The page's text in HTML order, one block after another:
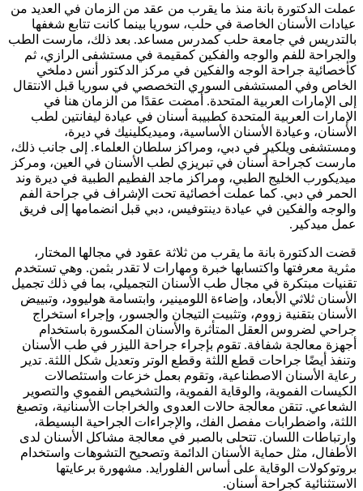
عملت الدكتورة بانة منذ ما يقرب من عقد من الزمان في العديد من
عيادات الأسنان الخاصة في حلب، سوريا بينما كانت تتابع شغفها
بالتدريس في جامعة حلب كمدرس مساعد. بعد ذلك، مارست الطب
والجراحة للفم والوجه والفكين كمقيمة في مستشفى الرازي، ثم
كأخصائية جراحة الوجه والفكين في مركز الدكتور أنس دملخي
الخاص وفي المستشفى السوري التخصصي في سوريا قبل الانتقال
إلى الإمارات العربية المتحدة. أمضت عقدًا من الزمان هنا في
الإمارات العربية المتحدة كطبيبة أسنان في عيادة ليفانتين لطب
الأسنان، وعيادة الأسنان الأساسية، وميديكلينيك في ديرة،
ومستشفى ويلكير في دبي، ومراكز سلطان العلماء. إلى جانب ذلك،
مارست كجراحة أسنان في تبريزي لطب الأسنان في العين، ومركز
ميديكورب الخليج الطبي، ومراكز ماجد الفطيم الطبية في ديرة وند
الحمر في دبي. كما عملت أخصائية تحت الإشراف في جراحة الفم
والوجه والفكين في عيادة دينتوفيس، دبي قبل انضمامها إلى فريق
عمل ميدكير.
قضت الدكتورة بانة ما يقرب من ثلاثة عقود في مجالها المختار،
مثرية معرفتها واكتسابها خبرة ومهارات لا تقدر بثمن. وهي تستخدم
تقنيات مبتكرة في مجال طب الأسنان التجميلي، بما في ذلك تجميل
الأسنان ثلاثي الأبعاد، وإضاءة اللومينير، وابتسامة هوليوود، وتبييض
الأسنان بتقنية زووم، وتثبيت التيجان والجسور، وإجراء استخراج
جراحي لضروس العقل المتأثرة والأسنان المكسورة باستخدام
أجهزة معالجة شفافة. تقوم بإجراء جراحة الليزر في طب الأسنان
وتنفذ أيضًا جراحات قطع اللثة وقطع الوتر وتعديل شكل اللثة. تدير
رعاية الأسنان الاصطناعية، وتقوم بعمل خزعات واستئصالات
الكيسات الفموية، والوقاية الفموية، والتشخيص الفموي والتصوير
الشعاعي. تتقن معالجة حالات العدوى والخراجات الأسنانية، وتصبغ
اللثة، واضطرابات مفصل الفك، والإجراءات الجراحية البسيطة،
وارتباطات اللسان. تتحلى بالصبر في معالجة مشاكل الأسنان لدى
الأطفال، مثل حماية الأسنان الدائمة وتصحيح التشوهات واستخدام
بروتوكولات الوقاية على أساس الفلورايد. مشهورة برعايتها
الاستثنائية كجراحة أسنان.